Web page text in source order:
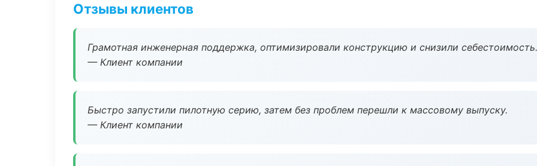
Отзывы клиентов
Грамотная инженерная поддержка, оптимизировали конструкцию и снизили себестоимость.
— Клиент компании
Быстро запустили пилотную серию, затем без проблем перешли к массовому выпуску.
— Клиент компании